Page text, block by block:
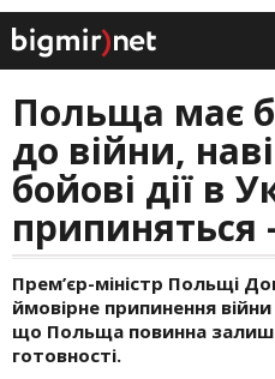
Польща має
до війни,
бойові дії в
припиняться
Прем’єр-міністр Польщі
ймовірне припинення
що Польща повинна
готовності.